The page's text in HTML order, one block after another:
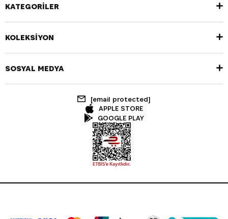
KATEGORİLER
KOLEKSİYON
SOSYAL MEDYA
[email protected]
APPLE STORE
GOOGLE PLAY